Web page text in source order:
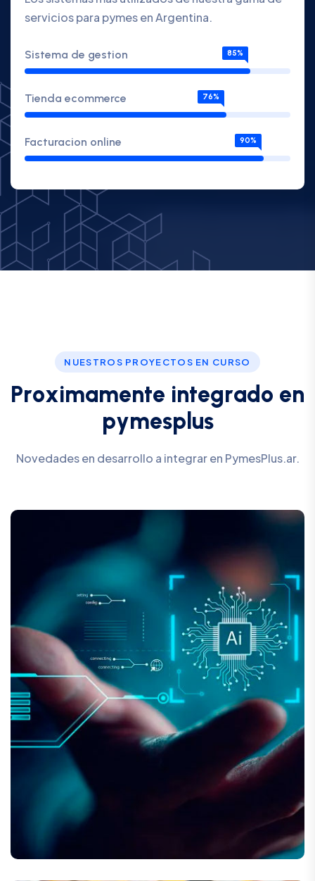
servicios para pymes en Argentina.
Sistema de gestion 85%
Tienda ecommerce 76%
Facturacion online 90%
NUESTROS PROYECTOS EN CURSO
Proximamente integrado en
pymesp us
Novedades en desarrollo a integrar en PymesPlus.ar.